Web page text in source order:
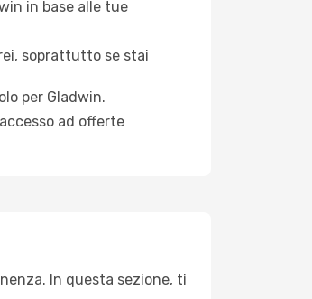
in base alle tue
soprattutto se stai
per Gladwin.
ad offerte
In questa sezione, ti